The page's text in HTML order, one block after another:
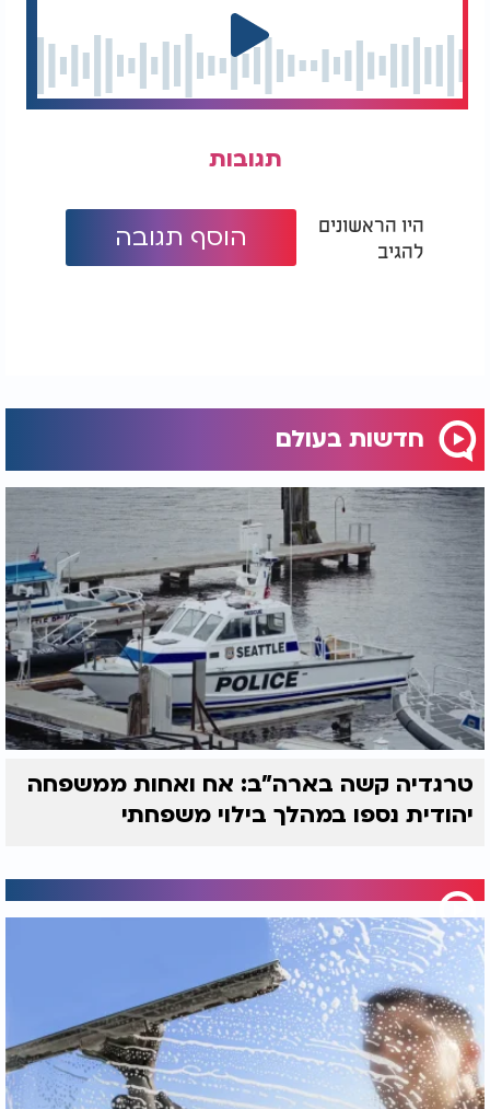
תגובות
היו הראשונים
להגיב
הוסף תגובה
חדשות בעולם
טרגדיה קשה בארה"ב: אח ואחות ממשפחה
יהודית נספו במהלך בילוי משפחתי